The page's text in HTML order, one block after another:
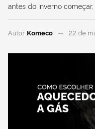
antes do inverno
Autor Komeco 22 de